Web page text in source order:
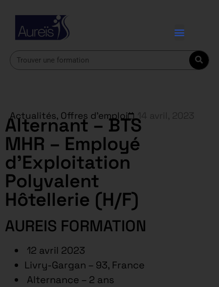
Actualités, Offres d'emploi 14 avril, 2023
Alternant – BTS
MHR – Employé
d’Exploitation
Polyvalent
Hôtellerie (H/F)
AUREIS FORMATION
12 avril 2023
Livry-Gargan – 93, France
Alternance – 2 ans